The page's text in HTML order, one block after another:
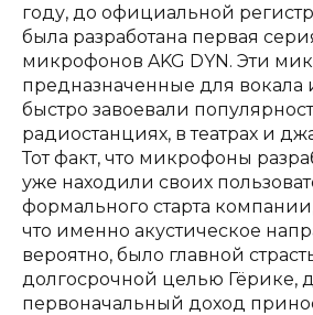
году, до официальной
была разработана первая
микрофонов AKG DYN. Эти
предназначенные для вокала
быстро завоевали
радиостанциях, в театрах и
Тот факт, что микрофоны
уже находили своих
формального старта
что именно акустическое
вероятно, было главной
долгосрочной целью Гёрике,
первоначальный доход